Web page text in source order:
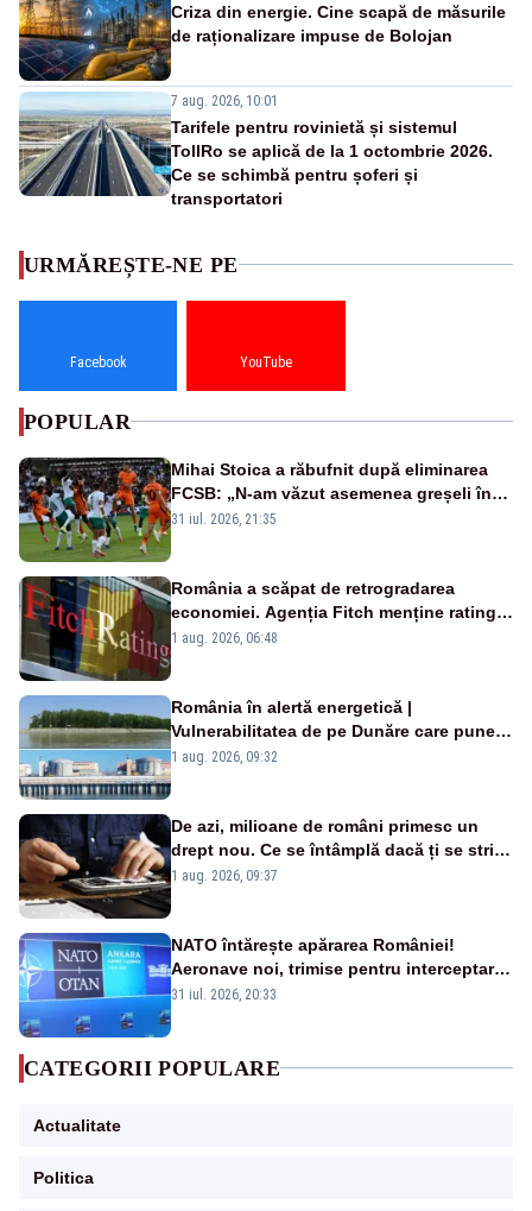
Criza din energie. Cine scapă de măsurile
de raționalizare impuse de Bolojan
7 aug. 2026, 10:01
Tarifele pentru rovinietă și sistemul
TollRo se aplică de la 1 octombrie 2026.
Ce se schimbă pentru șoferi și
transportatori
URMĂREȘTE-NE PE
Facebook YouTube
POPULAR
Mihai Stoica a răbufnit după eliminarea
FCSB: „N-am văzut asemenea greșeli în
190 de meciuri europene”
31 iul. 2026, 21:35
România a scăpat de retrogradarea
economiei. Agenția Fitch menține ratingul
„BBB-” cu perspectivă negativă
1 aug. 2026, 06:48
România în alertă energetică |
Vulnerabilitatea de pe Dunăre care pune
în pericol Centrala Cernavodă era
1 aug. 2026, 09:32
De azi, milioane de români primesc un
drept nou. Ce se întâmplă dacă ți se strică
un produs
1 aug. 2026, 09:37
NATO întărește apărarea României!
Aeronave noi, trimise pentru interceptarea
și distrugerea dronelor
31 iul. 2026, 20:33
CATEGORII POPULARE
Actualitate
Politica